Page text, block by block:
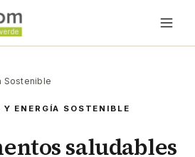
Sostenible
Y ENERGÍA SOSTENIBLE
saludables